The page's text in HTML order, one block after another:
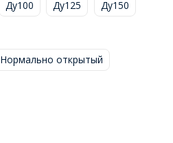
Ду100 Ду125 Ду150
Нормально открытый